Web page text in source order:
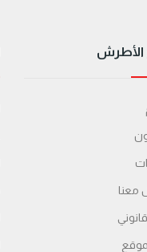
الأطرش
معنا